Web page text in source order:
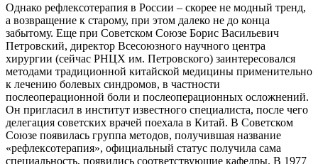
Однако рефлексотерапия в России – скорее не модный тренд,
а возвращение к старому, при этом далеко не до конца
забытому. Еще при Советском Союзе Борис Васильевич
Петровский, директор Всесоюзного научного центра
хирургии (сейчас РНЦХ им. Петровского) заинтересовался
методами традиционной китайской медицины применительно
к лечению болевых синдромов, в частности
послеоперационной боли и послеоперационных осложнений.
Он пригласил в институт известного специалиста, после чего
делегация советских врачей поехала в Китай. В Советском
Союзе появилась группа методов, получившая название
«рефлексотерапия», официальный статус получила сама
специальность, появились соответствующие кафедры. В 1977